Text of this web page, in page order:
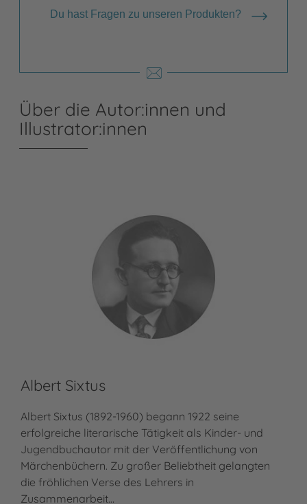
Du hast Fragen zu unseren Produkten?
Über die Autor:innen und
Illustrator:innen
Albert Sixtus
Albert Sixtus (1892-1960) begann 1922 seine
erfolgreiche literarische Tätigkeit als Kinder- und
Jugendbuchautor mit der Veröffentlichung von
Märchenbüchern. Zu großer Beliebtheit gelangten
die fröhlichen Verse des Lehrers in
Zusammenarbeit…